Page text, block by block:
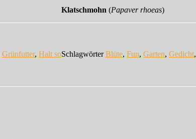
Klatschmohn (Papaver rhoeas)
Grünfutter, Halt soSchlagwörterBlüte, Fun, Garten, Gedicht,